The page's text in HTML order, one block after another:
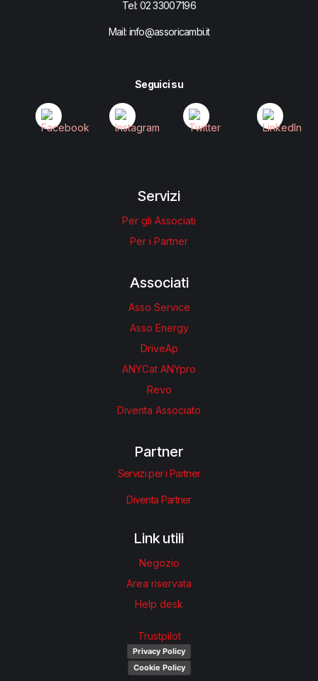
Tel: 02 33007​196
Mail: info@assoricambi.it
Seguici su
Servizi
Per gli Associati
Per i Partner
Associati
Asso Service
Asso Energy
DriveAp
ANYCat ANYpro
Revo
Diventa Associato
Partner
Servizi per i Partner
Diventa Partner
Link utili
Negozio
Area riservata
Help desk
Trustpilot
Privacy Policy
Cookie Policy